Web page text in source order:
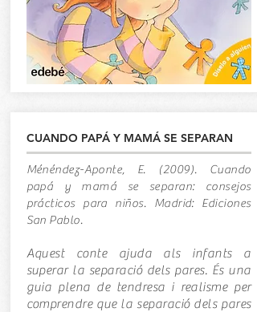
CUANDO PAPÁ Y MAMÁ SE SEPARAN
Ménéndez-Aponte, E. (2009). Cuando
papá y mamá se separan: consejos
prácticos para niños. Madrid: Ediciones
San Pablo.
Aquest conte ajuda als infants a
superar la separació dels pares. És una
guia plena de tendresa i realisme per
comprendre que la separació dels pares